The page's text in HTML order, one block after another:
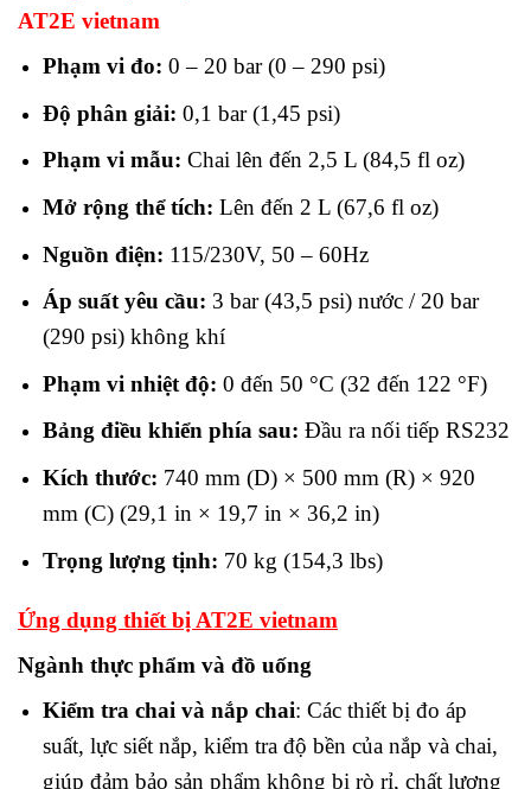
AT2E vietnam
Phạm vi đo: 0 – 20 bar (0 – 290 psi)
Độ phân giải: 0,1 bar (1,45 psi)
Phạm vi mẫu: Chai lên đến 2,5 L (84,5 fl oz)
Mở rộng thể tích: Lên đến 2 L (67,6 fl oz)
Nguồn điện: 115/230V, 50 – 60Hz
Áp suất yêu cầu: 3 bar (43,5 psi) nước / 20 bar
(290 psi) không khí
Phạm vi nhiệt độ: 0 đến 50 °C (32 đến 122 °F)
Bảng điều khiển phía sau: Đầu ra nối tiếp RS232
Kích thước: 740 mm (D) × 500 mm (R) × 920
mm (C) (29,1 in × 19,7 in × 36,2 in)
Trọng lượng tịnh: 70 kg (154,3 lbs)
Ứng dụng thiết bị AT2E vietnam
Ngành thực phẩm và đồ uống
Kiểm tra chai và nắp chai: Các thiết bị đo áp
suất, lực siết nắp, kiểm tra độ bền của nắp và chai,
giúp đảm bảo sản phẩm không bị rò rỉ, chất lượng